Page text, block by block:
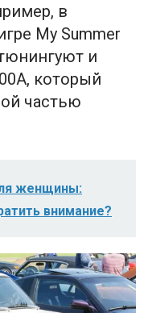
в
My Summer
и
который
частью
женщины:
внимание?